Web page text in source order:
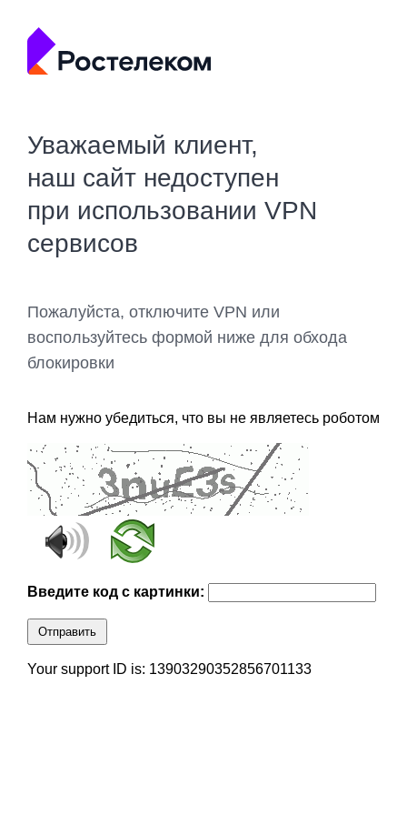
Уважаемый клиент,
наш сайт недоступен
при использовании VPN
сервисов
Пожалуйста, отключите VPN или
воспользуйтесь формой ниже для обхода
блокировки
Нам нужно убедиться, что вы не являетесь роботом
Введите код с картинки:
Отправить
Your support ID is: 13903290352856701133